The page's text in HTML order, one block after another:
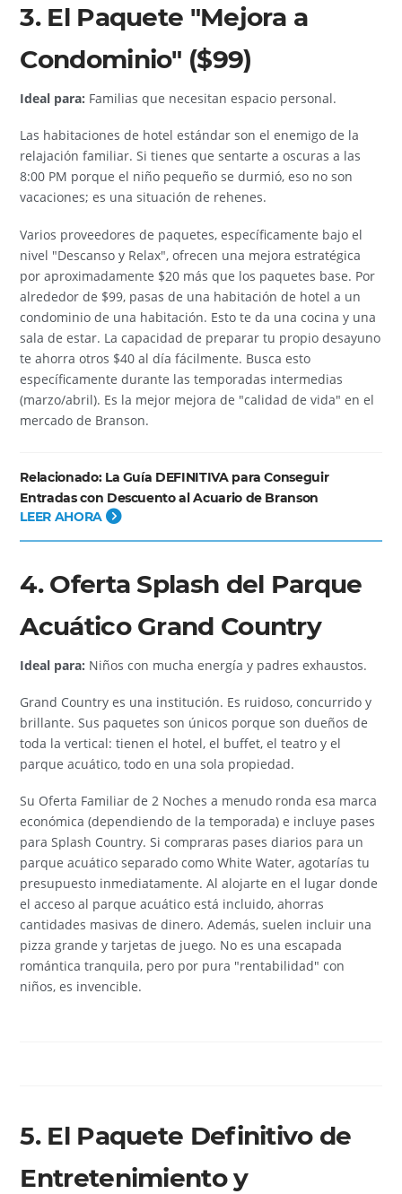
3. El Paquete "Mejora a
Condominio" ($99)
Ideal para: Familias que necesitan espacio personal.
Las habitaciones de hotel estándar son el enemigo de la
relajación familiar. Si tienes que sentarte a oscuras a las
8:00 PM porque el niño pequeño se durmió, eso no son
vacaciones; es una situación de rehenes.
Varios proveedores de paquetes, específicamente bajo el
nivel "Descanso y Relax", ofrecen una mejora estratégica
por aproximadamente $20 más que los paquetes base. Por
alrededor de $99, pasas de una habitación de hotel a un
condominio de una habitación. Esto te da una cocina y una
sala de estar. La capacidad de preparar tu propio desayuno
te ahorra otros $40 al día fácilmente. Busca esto
específicamente durante las temporadas intermedias
(marzo/abril). Es la mejor mejora de "calidad de vida" en el
mercado de Branson.
Relacionado:La Guía DEFINITIVA para Conseguir
Entradas con Descuento al Acuario de Branson
LEER AHORA
4. Oferta Splash del Parque
Acuático Grand Country
Ideal para: Niños con mucha energía y padres exhaustos.
Grand Country es una institución. Es ruidoso, concurrido y
brillante. Sus paquetes son únicos porque son dueños de
toda la vertical: tienen el hotel, el buffet, el teatro y el
parque acuático, todo en una sola propiedad.
Su Oferta Familiar de 2 Noches a menudo ronda esa marca
económica (dependiendo de la temporada) e incluye pases
para Splash Country. Si compraras pases diarios para un
parque acuático separado como White Water, agotarías tu
presupuesto inmediatamente. Al alojarte en el lugar donde
el acceso al parque acuático está incluido, ahorras
cantidades masivas de dinero. Además, suelen incluir una
pizza grande y tarjetas de juego. No es una escapada
romántica tranquila, pero por pura "rentabilidad" con
niños, es invencible.
5. El Paquete Definitivo de
Entretenimiento y